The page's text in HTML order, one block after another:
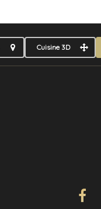
Cuisine 3D